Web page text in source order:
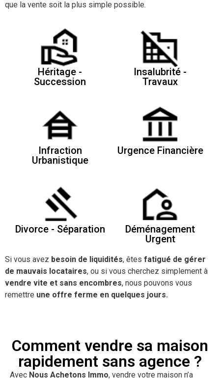
que la vente soit la plus simple possible.
Héritage -
Succession
Insalubrité -
Travaux
Infraction
Urbanistique
Urgence Financière
Divorce - Séparation
Déménagement
Urgent
Si vous avez besoin de liquidités, êtes fatigué de gérer
de mauvais locataires, ou si vous cherchez simplement à
vendre vite et sans encombres, nous pouvons vous
remettre une offre ferme en quelques jours.
Comment vendre sa maison
rapidement sans agence ?
Avec Nous Achetons Immo, vendre votre maison n’a